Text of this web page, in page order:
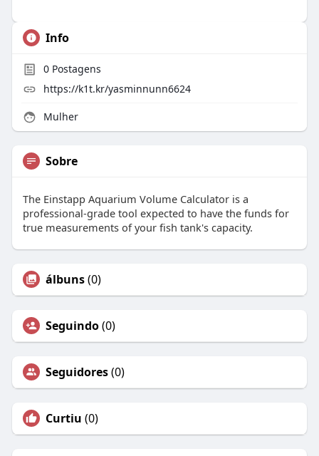
Info
0Postagens
https://k1t.kr/yasminnunn6624
Mulher
Sobre
The Einstapp Aquarium Volume Calculator is a
professional-grade tool expected to have the funds for
true measurements of your fish tank's capacity.
álbuns(0)
Seguindo(0)
Seguidores(0)
Curtiu (0)